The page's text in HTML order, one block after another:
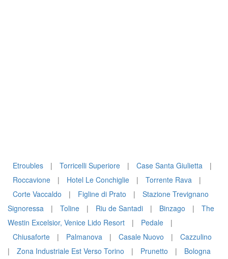
Etroubles | Torricelli Superiore | Case Santa Giulietta
|
Roccavione
| Hotel Le Conchiglie | Torrente Rava
|
Corte Vaccaldo
| Figline di Prato |
Stazione Trevignano
Signoressa
| Toline | Riu de Santadi | Binzago |
The
Westin Excelsior, Venice Lido Resort
| Pedale
|
Chiusaforte
| Palmanova | Casale Nuovo |
Cazzulino
|
Zona Industriale Est Verso Torino | Prunetto |
Bologna